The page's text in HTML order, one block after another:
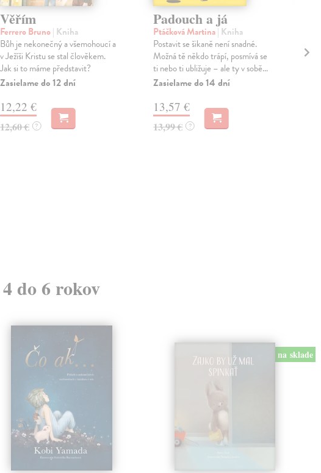
Věřím
Ferrero Bruno| Kniha
Bůh je nekonečný a všemohoucí a
v Ježíši Kristu se stal člověkem.
Jak si to máme představit?
Zasielame do 12 dní
12,22 €
12,60 € ?
Padouch a já
Ptáčková Martina| Kniha
Postavit se šikaně není snadné.
Možná tě někdo trápí, posmívá se
ti nebo ti ubližuje – ale ty v sobě...
Zasielame do 14 dní
13,57 €
13,99 € ?
do 6 rokov
na sklade